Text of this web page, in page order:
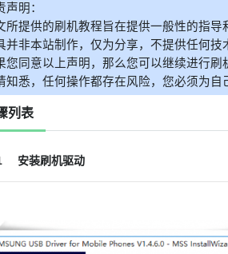
声明：
所提供的刷机教程旨在提供一般性的指导
并非本站制作，仅为分享，不提供任何技
您同意以上声明，那么您可以继续进行刷
知悉，任何操作都存在风险，您必须为自
列表
安装刷机驱动